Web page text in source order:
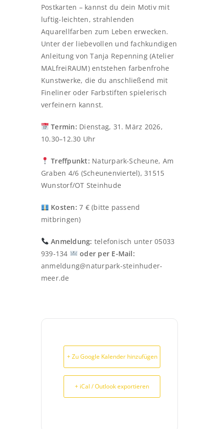
Postkarten – kannst du dein Motiv mit
luftig-leichten, strahlenden
Aquarellfarben zum Leben erwecken.
Unter der liebevollen und fachkundigen
Anleitung von Tanja Repenning (Atelier
MALfreiRAUM) entstehen farbenfrohe
Kunstwerke, die du anschließend mit
Fineliner oder Farbstiften spielerisch
verfeinern kannst.
Termin: Dienstag, 31. März 2026,
10.30–12.30 Uhr
Treffpunkt: Naturpark-Scheune, Am
Graben 4/6 (Scheunenviertel), 31515
Wunstorf/OT Steinhude
Kosten: 7 € (bitte passend
mitbringen)
Anmeldung: telefonisch unter 05033
939-134
oder per E-Mail:
anmeldung@naturpark-steinhuder-
meer.de
+ Zu Google Kalender hinzufügen
+ iCal / Outlook exportieren